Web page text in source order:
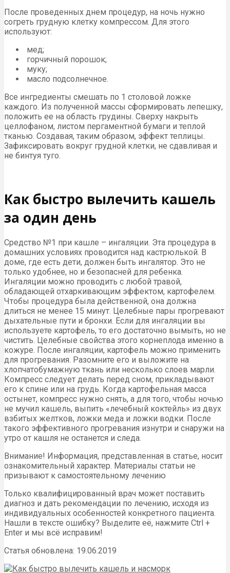
После проведенных днем процедур, на ночь нужно
согреть грудную клетку компрессом. Для этого
используют:
мед;
горчичный порошок;
муку;
масло подсолнечное.
Все ингредиенты смешать по 1 столовой ложке
каждого. Из полученной массы сформировать лепешку,
положить ее на область грудины. Сверху накрыть
целлофаном, листом пергаментной бумаги и теплой
тканью. Создавая, таким образом, эффект теплицы.
Зафиксировать вокруг грудной клетки, не сдавливая и
не бинтуя туго.
Как быстро вылечить кашель
за один день
Средство №1 при кашле – ингаляции. Эта процедура в
домашних условиях проводится над кастрюлькой. В
доме, где есть дети, должен быть ингалятор. Это не
только удобнее, но и безопасней для ребенка.
Ингаляции можно проводить с любой травой,
обладающей отхаркивающим эффектом, картофелем.
Чтобы процедура была действенной, она должна
длиться не менее 15 минут. Целебные пары прогревают
дыхательные пути и бронхи. Если для ингаляции вы
используете картофель, то его достаточно вымыть, но не
чистить. Целебные свойства этого корнеплода именно в
кожуре. После ингаляции, картофель можно применить
для прогревания. Разомните его и выложите на
хлопчатобумажную ткань или несколько слоев марли.
Компресс следует делать перед сном, прикладывают
его к спине или на грудь. Когда картофельная масса
остынет, компресс нужно снять, а для того, чтобы ночью
не мучил кашель, выпить «лечебный коктейль» из двух
взбитых желтков, ложки меда и ложки водки. После
такого эффективного прогревания изнутри и снаружи на
утро от кашля не останется и следа.
Внимание! Информация, представленная в статье, носит
ознакомительный характер. Материалы статьи не
призывают к самостоятельному лечению
Только квалифицированный врач может поставить
диагноз и дать рекомендации по лечению, исходя из
индивидуальных особенностей конкретного пациента.
Нашли в тексте ошибку? Выделите её, нажмите Ctrl +
Enter и мы всё исправим!
Статья обновлена: 19.06.2019